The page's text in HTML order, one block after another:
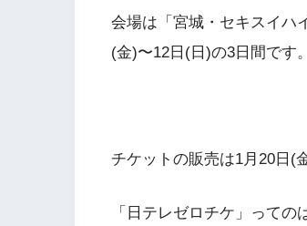
会場は「宮城・セキスイハ
(金)〜12日(日)の3日間です。
チケットの販売は1月20日(
「日テレゼロチケ」って